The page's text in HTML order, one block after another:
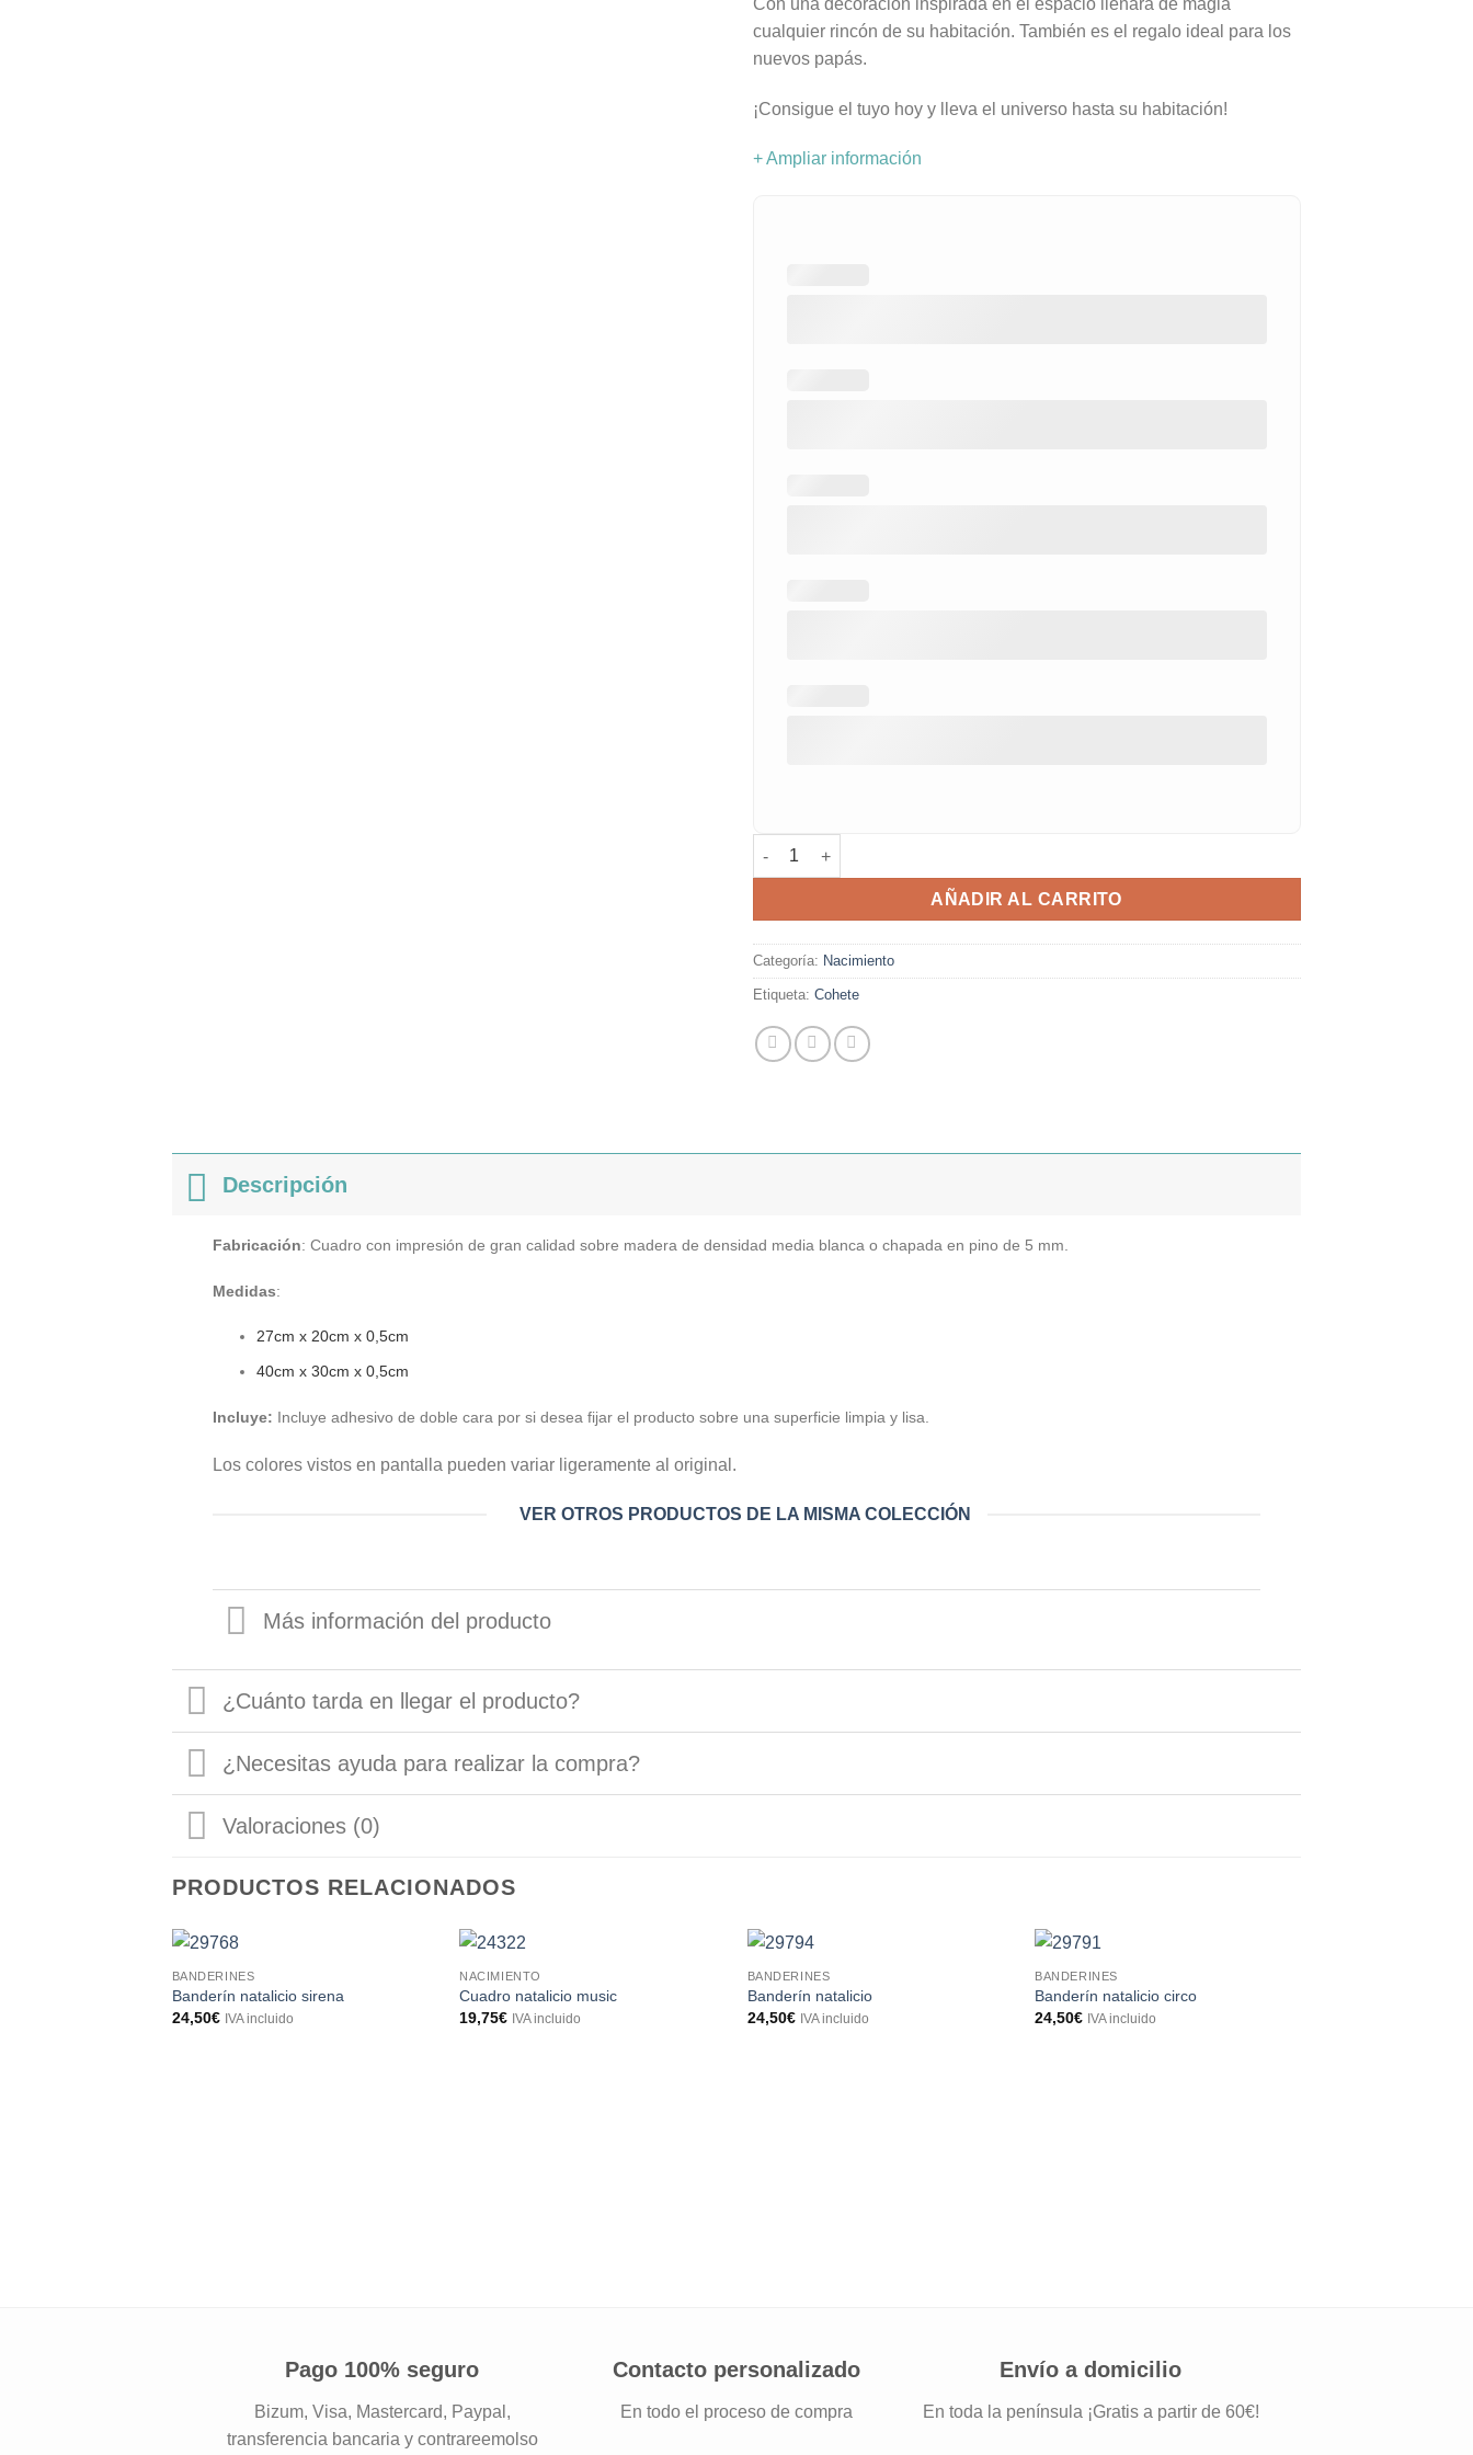
cualquier rincón de su habitación. También es el regalo ideal para los
nuevos papás.
¡Consigue el tuyo hoy y lleva el universo hasta su habitación!
+ Ampliar información
Cuadro natalicio cohete cantidad
AÑADIR AL CARRITO
Categoría: Nacimiento
Etiqueta: Cohete
Descripción
Fabricación: Cuadro con impresión de gran calidad sobre madera de densidad media blanca o chapada en pino de 5 mm.
Medidas:
27cm x 20cm x 0,5cm
40cm x 30cm x 0,5cm
Incluye: Incluye adhesivo de doble cara por si desea fijar el producto sobre una superficie limpia y lisa.
Los colores vistos en pantalla pueden variar ligeramente al original.
VER OTROS PRODUCTOS DE LA MISMA COLECCIÓN
Más información del producto
¿Cuánto tarda en llegar el producto?
¿Necesitas ayuda para realizar la compra?
Valoraciones (0)
PRODUCTOS RELACIONADOS
BANDERINES
Banderín natalicio sirena
24,50€ IVA incluido
NACIMIENTO
Cuadro natalicio music
19,75€ IVA incluido
BANDERINES
Banderín natalicio
24,50€ IVA incluido
BANDERINES
Banderín natalicio circo
24,50€ IVA incluido
Pago 100% seguro
Bizum, Visa, Mastercard, Paypal,
transferencia bancaria y contrareemolso
Contacto personalizado
En todo el proceso de compra
Envío a domicilio
En toda la península ¡Gratis a partir de 60€!